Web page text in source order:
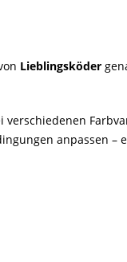
Lieblingsköder
verschiedenen
anpassen –